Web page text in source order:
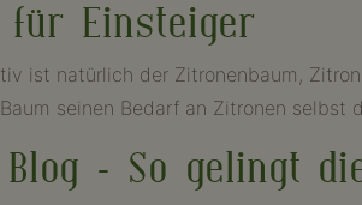
für Einsteiger
ist natürlich der Zitronenbaum,
seinen Bedarf an Zitronen
– So gelingt